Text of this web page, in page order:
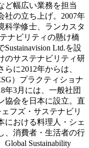
ど幅広い業務を担当
社の立ち上げ。2007年
科学修士、ランカスタ
ナビリティの懸け橋
Ltd.を設
のサステナビリティ研
に2012年からは、
）プラクティショナ
年3月には、一般社団
協会を日本に設立。直
フズ・サステナビリ
における料理人・シェ
、消費者・生活者の行
Sustainability